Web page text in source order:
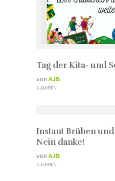
Tag der Kita- und
von AJB
5 JAHREN
Instant Brühen
Nein danke!
von AJB
5 JAHREN